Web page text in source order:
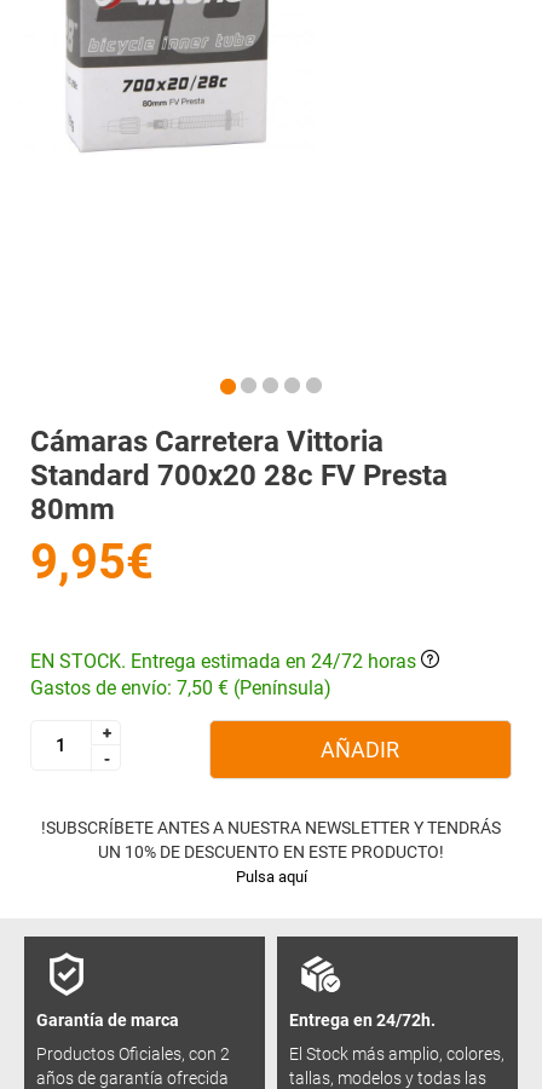
Cámaras Carretera Vittoria
Standard 700x20 28c FV Presta
80mm
9,95€
EN STOCK. Entrega estimada en 24/72 horas
Gastos de envío: 7,50 € (Península)
+
-
+
-
AÑADIR
!SUBSCRÍBETE ANTES A NUESTRA NEWSLETTER Y TENDRÁS
UN 10% DE DESCUENTO EN ESTE PRODUCTO!
Pulsa aquí
Garantía de marca
Productos Oficiales, con 2
años de garantía ofrecida
Entrega en 24/72h.
El Stock más amplio, colores,
tallas, modelos y todas las